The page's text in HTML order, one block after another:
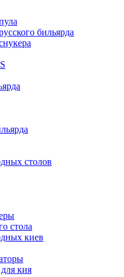
бильярда
столов
стола
киев
кия